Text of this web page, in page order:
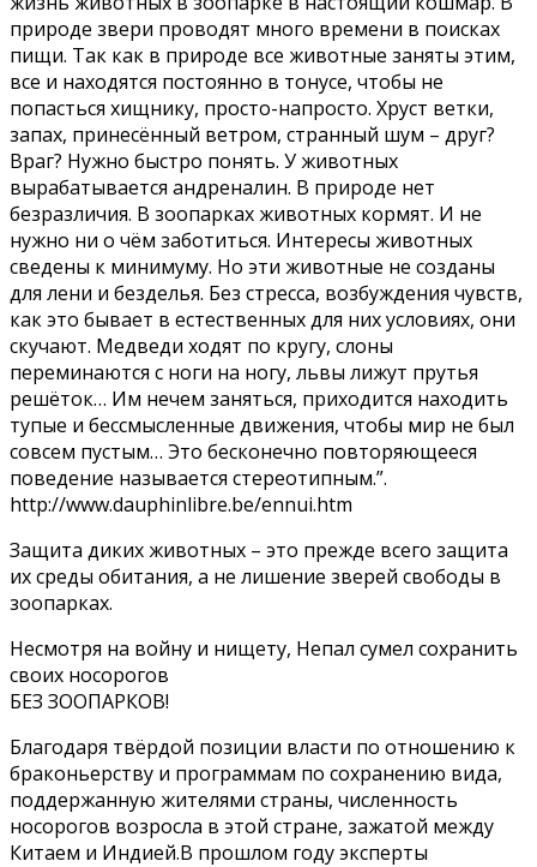
природе звери проводят много времени в поисках
пищи. Так как в природе все животные заняты этим,
все и находятся постоянно в тонусе, чтобы не
попасться хищнику, просто-напросто. Хруст ветки,
запах, принесённый ветром, странный шум – друг?
Враг? Нужно быстро понять. У животных
вырабатывается андреналин. В природе нет
безразличия. В зоопарках животных кормят. И не
нужно ни о чём заботиться. Интересы животных
сведены к минимуму. Но эти животные не созданы
для лени и безделья. Без стресса, возбуждения чувств,
как это бывает в естественных для них условиях, они
скучают. Медведи ходят по кругу, слоны
переминаются с ноги на ногу, львы лижут прутья
решёток… Им нечем заняться, приходится находить
тупые и бессмысленные движения, чтобы мир не был
совсем пустым… Это бесконечно повторяющееся
поведение называется стереотипным.”.
http://www.dauphinlibre.be/ennui.htm
Защита диких животных – это прежде всего защита
их среды обитания, а не лишение зверей свободы в
зоопарках.
Несмотря на войну и нищету, Непал сумел сохранить
своих носорогов
БЕЗ ЗОOПАРКОВ!
Благодаря твёрдой позиции власти по отношению к
браконьерству и программам по сохранению вида,
поддержанную жителями страны, численность
носорогов возросла в этой стране, зажатой между
Китаем и Индией.В прошлом году эксперты